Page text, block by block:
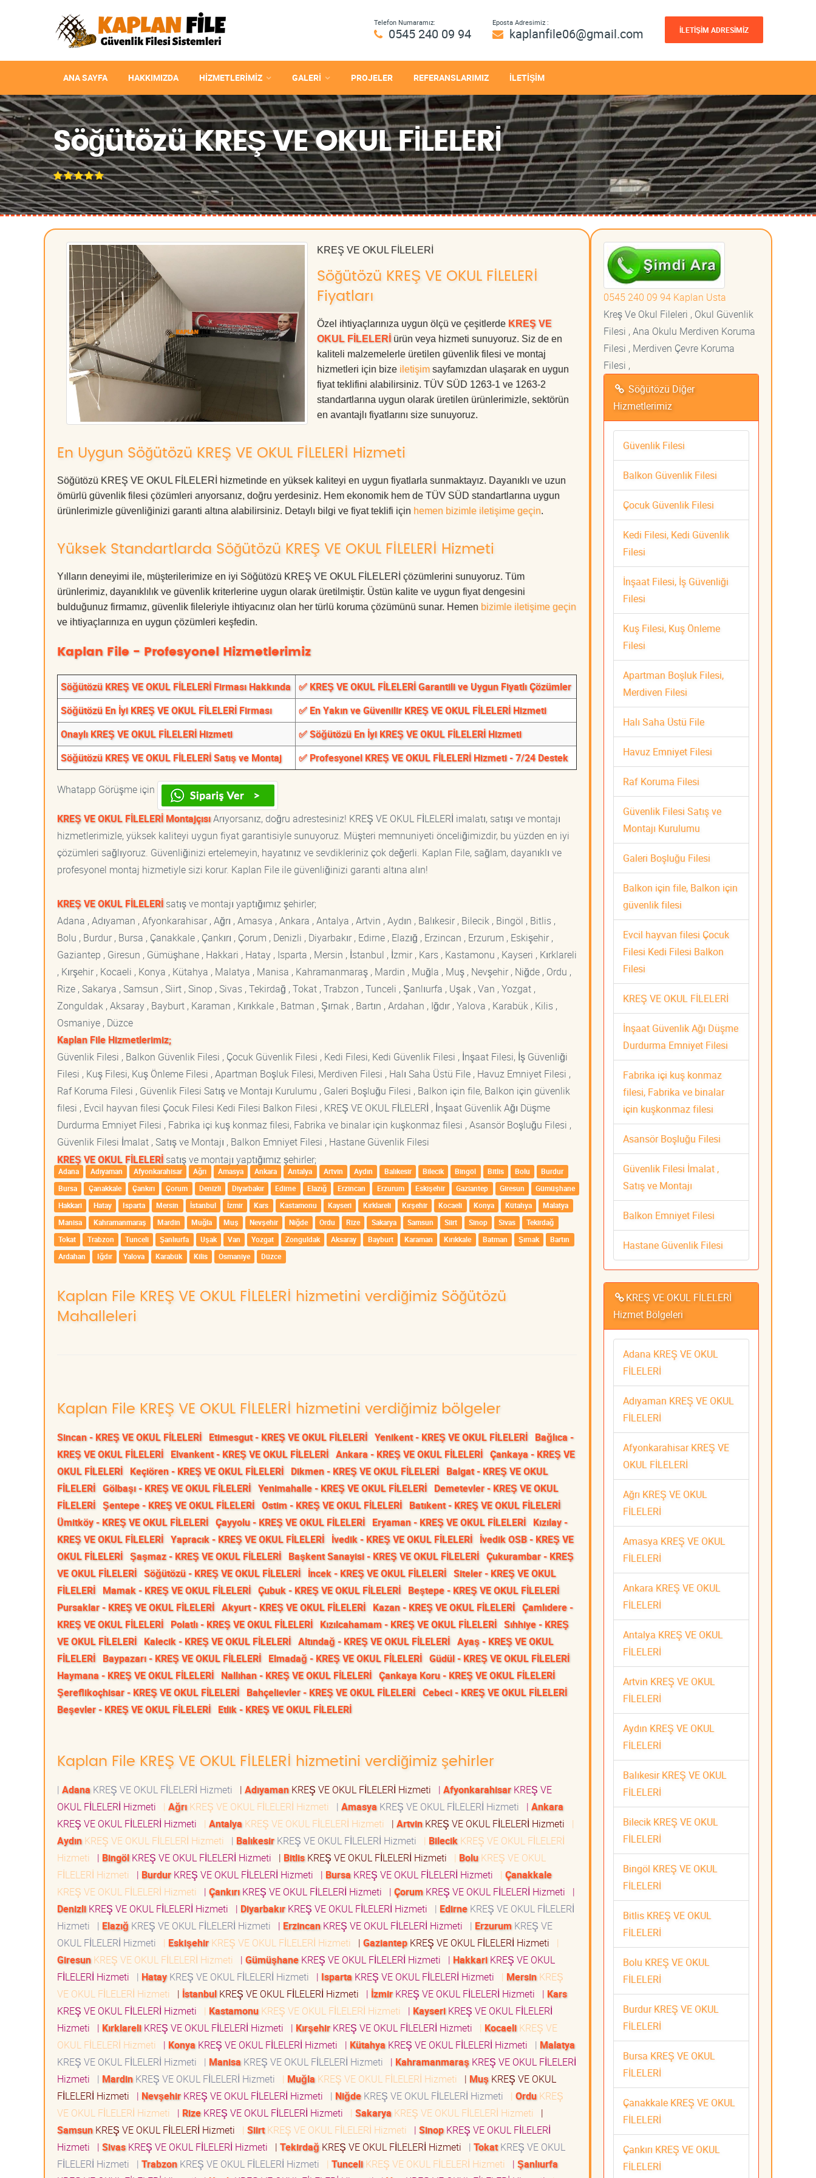
Telefon Numaramız:
0545 240 09 94
Eposta Adresimiz :
kaplanfile06@gmail.com İLETİŞİM ADRESİMİZ
ANA SAYFA HAKKIMIZDA HIZMETLERIMIZ GALERİ PROJELER REFERANSLARIMIZ İLETİŞİM
Söğütözü KREŞ VE OKUL FİLELERİ
KREŞ VE OKUL FİLELERİ
Söğütözü KREŞ VE OKUL FİLELERİ
Fiyatları
Özel ihtiyaçlarınıza uygun ölçü ve çeşitlerde KREŞ VE
OKUL FİLELERİ ürün veya hizmeti sunuyoruz. Siz de en
kaliteli malzemelerle üretilen güvenlik filesi ve montaj
hizmetleri için bize iletişim sayfamızdan ulaşarak en uygun
fiyat teklifini alabilirsiniz. TÜV SÜD 1263-1 ve 1263-2
standartlarına uygun olarak üretilen ürünlerimizle, sektörün
en avantajlı fiyatlarını size sunuyoruz.
En Uygun Söğütözü KREŞ VE OKUL FİLELERİ Hizmeti
Söğütözü KREŞ VE OKUL FİLELERİ hizmetinde en yüksek kaliteyi en uygun fiyatlarla sunmaktayız. Dayanıklı ve uzun
ömürlü güvenlik filesi çözümleri arıyorsanız, doğru yerdesiniz. Hem ekonomik hem de TÜV SÜD standartlarına uygun
ürünlerimizle güvenliğinizi garanti altına alabilirsiniz. Detaylı bilgi ve fiyat teklifi için hemen bizimle iletişime geçin.
Yüksek Standartlarda Söğütözü KREŞ VE OKUL FİLELERİ Hizmeti
Yılların deneyimi ile, müşterilerimize en iyi Söğütözü KREŞ VE OKUL FİLELERİ çözümlerini sunuyoruz. Tüm
ürünlerimiz, dayanıklılık ve güvenlik kriterlerine uygun olarak üretilmiştir. Üstün kalite ve uygun fiyat dengesini
bulduğunuz firmamız, güvenlik fileleriyle ihtiyacınız olan her türlü koruma çözümünü sunar. Hemen bizimle iletişime geçin
ve ihtiyaçlarınıza en uygun çözümleri keşfedin.
Kaplan File - Profesyonel Hizmetlerimiz
Söğütözü KREŞ VE OKUL FİLELERİ Firması Hakkında ✅ KREŞ VE OKUL FİLELERİ Garantili ve Uygun Fiyatlı Çözümler
Söğütözü En İyi KREŞ VE OKUL FİLELERİ Firması
✅ En Yakın ve Güvenilir KREŞ VE OKUL FİLELERİ Hizmeti
Onaylı KREŞ VE OKUL FİLELERİ Hizmeti
✅ Söğütözü En İyi KREŞ VE OKUL FİLELERİ Hizmeti
Söğütözü KREŞ VE OKUL FİLELERİ Satış ve Montaj
✅ Profesyonel KREŞ VE OKUL FİLELERİ Hizmeti - 7/24 Destek
Whatapp Görüşme için
KREŞ VE OKUL FİLELERİ MontajçısıArıyorsanız, doğru adrestesiniz! KREŞ VE OKUL FİLELERİ imalatı, satışı ve montajı
hizmetlerimizle, yüksek kaliteyi uygun fiyat garantisiyle sunuyoruz. Müşteri memnuniyeti önceliğimizdir, bu yüzden en iyi
çözümleri sağlıyoruz. Güvenliğinizi ertelemeyin, hayatınız ve sevdikleriniz çok değerli. Kaplan File, sağlam, dayanıklı ve
profesyonel montaj hizmetiyle sizi korur. Kaplan File ile güvenliğinizi garanti altına alın!
KREŞ VE OKUL FİLELERİ satış ve montajı yaptığımız şehirler;
Adana , Adıyaman , Afyonkarahisar , Ağrı , Amasya , Ankara , Antalya , Artvin , Aydın , Balıkesir , Bilecik , Bingöl , Bitlis ,
Bolu , Burdur , Bursa , Çanakkale , Çankırı , Çorum , Denizli , Diyarbakır , Edirne , Elazığ , Erzincan , Erzurum , Eskişehir ,
Gaziantep , Giresun , Gümüşhane , Hakkari , Hatay , Isparta , Mersin , İstanbul , İzmir , Kars , Kastamonu , Kayseri , Kırklareli
, Kırşehir , Kocaeli , Konya , Kütahya , Malatya , Manisa , Kahramanmaraş , Mardin , Muğla , Muş , Nevşehir , Niğde , Ordu ,
Rize , Sakarya , Samsun , Siirt , Sinop , Sivas , Tekirdağ , Tokat , Trabzon , Tunceli , Şanlıurfa , Uşak , Van , Yozgat ,
Zonguldak , Aksaray , Bayburt , Karaman , Kırıkkale , Batman , Şırnak , Bartın , Ardahan , Iğdır , Yalova , Karabük , Kilis ,
Osmaniye , Düzce
Kaplan File Hizmetlerimiz;
Güvenlik Filesi , Balkon Güvenlik Filesi , Çocuk Güvenlik Filesi , Kedi Filesi, Kedi Güvenlik Filesi , İnşaat Filesi, İş Güvenliği
Filesi , Kuş Filesi, Kuş Önleme Filesi , Apartman Boşluk Filesi, Merdiven Filesi , Halı Saha Üstü File , Havuz Emniyet Filesi ,
Raf Koruma Filesi , Güvenlik Filesi Satış ve Montajı Kurulumu , Galeri Boşluğu Filesi , Balkon için file, Balkon için güvenlik
filesi , Evcil hayvan filesi Çocuk Filesi Kedi Filesi Balkon Filesi , KREŞ VE OKUL FİLELERİ , İnşaat Güvenlik Ağı Düşme
Durdurma Emniyet Filesi , Fabrika içi kuş konmaz filesi, Fabrika ve binalar için kuşkonmaz filesi , Asansör Boşluğu Filesi ,
Güvenlik Filesi İmalat , Satış ve Montajı , Balkon Emniyet Filesi , Hastane Güvenlik Filesi
KREŞ VE OKUL FİLELERİ satış ve montajı yaptığımız şehirler;
Adana Adıyaman Afyonkarahisar Ağrı Amasya Ankara Antalya Artvin Aydın Balıkesir Bilecik Bingöl Bitlis Bolu
Burdur
Bursa
Çanakkale Çankırı Çorum Denizli Diyarbakır Edirne Elazığ Erzincan Erzurum Eskişehir Gaziantep Giresun
Gümüşhane
Hakkari
Hatay Isparta Mersin İstanbul İzmir Kars Kastamonu Kayseri Kırklareli Kırşehir Kocaeli Konya Kütahya
Malatya
Manisa
Kahramanmaraş Mardin Muğla Muş Nevşehir Niğde Ordu Rize Sakarya Samsun Siirt Sinop Sivas
Tekirdağ
Tokat
Trabzon Tunceli Şanlıurfa Uşak Van Yozgat Zonguldak Aksaray Bayburt Karaman Kırıkkale Batman Şırnak
Bartın
Ardahan
Iğdır Yalova Karabük Kilis Osmaniye Düzce
Kaplan File KREŞ VE OKUL FİLELERİ hizmetini verdiğimiz Söğütözü
Mahalleleri
Kaplan File KREŞ VE OKUL FİLELERİ hizmetini verdiğimiz bölgeler
Sincan - KREŞ VE OKUL FİLELERİ Etimesgut - KREŞ VE OKUL FİLELERİ Yenikent - KREŞ VE OKUL FİLELERİ Bağlıca -
KREŞ VE OKUL FİLELERİ Elvankent - KREŞ VE OKUL FİLELERİ Ankara - KREŞ VE OKUL FİLELERİ Çankaya - KREŞ VE
OKUL FİLELERİ Keçiören - KREŞ VE OKUL FİLELERİ Dikmen - KREŞ VE OKUL FİLELERİ Balgat - KREŞ VE OKUL
FİLELERİ Gölbaşı - KREŞ VE OKUL FİLELERİ Yenimahalle - KREŞ VE OKUL FİLELERİ Demetevler - KREŞ VE OKUL
FİLELERİ Şentepe - KREŞ VE OKUL FİLELERİ Ostim - KREŞ VE OKUL FİLELERİ Batıkent - KREŞ VE OKUL FİLELERİ
Ümitköy - KREŞ VE OKUL FİLELERİ Çayyolu - KREŞ VE OKUL FİLELERİ Eryaman - KREŞ VE OKUL FİLELERİ Kızılay -
KREŞ VE OKUL FİLELERİ Yapracık - KREŞ VE OKUL FİLELERİ İvedik - KREŞ VE OKUL FİLELERİ İvedik OSB - KREŞ VE
OKUL FİLELERİ Şaşmaz - KREŞ VE OKUL FİLELERİ Başkent Sanayisi - KREŞ VE OKUL FİLELERİ Çukurambar - KREŞ
VE OKUL FİLELERİ Söğütözü - KREŞ VE OKUL FİLELERİ İncek - KREŞ VE OKUL FİLELERİ Siteler - KREŞ VE OKUL
FİLELERİ Mamak - KREŞ VE OKUL FİLELERİ Çubuk - KREŞ VE OKUL FİLELERİ Beştepe - KREŞ VE OKUL FİLELERİ
Pursaklar - KREŞ VE OKUL FİLELERİ Akyurt - KREŞ VE OKUL FİLELERİ Kazan - KREŞ VE OKUL FİLELERİ Çamlıdere -
KREŞ VE OKUL FİLELERİ Polatlı - KREŞ VE OKUL FİLELERİ Kızılcahamam - KREŞ VE OKUL FİLELERİ Sıhhiye - KREŞ
VE OKUL FİLELERİ Kalecik - KREŞ VE OKUL FİLELERİ Altındağ - KREŞ VE OKUL FİLELERİ Ayaş - KREŞ VE OKUL
FİLELERİ Baypazarı - KREŞ VE OKUL FİLELERİ Elmadağ - KREŞ VE OKUL FİLELERİ Güdül - KREŞ VE OKUL FİLELERİ
Haymana - KREŞ VE OKUL FİLELERİ Nallıhan - KREŞ VE OKUL FİLELERİ Çankaya Koru - KREŞ VE OKUL FİLELERİ
Şereflikoçhisar - KREŞ VE OKUL FİLELERİ Bahçelievler - KREŞ VE OKUL FİLELERİ Cebeci - KREŞ VE OKUL FİLELERİ
Beşevler - KREŞ VE OKUL FİLELERİ Etlik - KREŞ VE OKUL FİLELERİ
Kaplan File KREŞ VE OKUL FİLELERİ hizmetini verdiğimiz şehirler
| Adana KREŞ VE OKUL FİLELERİ Hizmeti | AdıyamanKREŞ VE OKUL FİLELERİ Hizmeti | Afyonkarahisar KREŞ VE
OKUL FİLELERİ Hizmeti
| AğrıKREŞ VE OKUL FİLELERİ Hizmeti | Amasya KREŞ VE OKUL FİLELERİ Hizmeti | Ankara
KREŞ VE OKUL FİLELERİ Hizmeti
| Antalya KREŞ VE OKUL FİLELERİ Hizmeti | ArtvinKREŞ VE OKUL FİLELERİ Hizmeti
|
AydınKREŞ VE OKUL FİLELERİ Hizmeti | Balıkesir KREŞ VE OKUL FİLELERİ Hizmeti | Bilecik KREŞ VE OKUL FİLELERİ
Hizmeti
| BingölKREŞ VE OKUL FİLELERİ Hizmeti | BitlisKREŞ VE OKUL FİLELERİ Hizmeti | BoluKREŞ VE OKUL
FİLELERİ Hizmeti
| Burdur KREŞ VE OKUL FİLELERİ Hizmeti | Bursa KREŞ VE OKUL FİLELERİ Hizmeti | Çanakkale
KREŞ VE OKUL FİLELERİ Hizmeti
| ÇankırıKREŞ VE OKUL FİLELERİ Hizmeti | ÇorumKREŞ VE OKUL FİLELERİ Hizmeti
|
DenizliKREŞ VE OKUL FİLELERİ Hizmeti | Diyarbakır KREŞ VE OKUL FİLELERİ Hizmeti | EdirneKREŞ VE OKUL FİLELERİ
Hizmeti
| Elazığ KREŞ VE OKUL FİLELERİ Hizmeti | ErzincanKREŞ VE OKUL FİLELERİ Hizmeti | ErzurumKREŞ VE
OKUL FİLELERİ Hizmeti
| Eskişehir KREŞ VE OKUL FİLELERİ Hizmeti | GaziantepKREŞ VE OKUL FİLELERİ Hizmeti
|
GiresunKREŞ VE OKUL FİLELERİ Hizmeti | GümüşhaneKREŞ VE OKUL FİLELERİ Hizmeti | HakkariKREŞ VE OKUL
FİLELERİ Hizmeti
| HatayKREŞ VE OKUL FİLELERİ Hizmeti | Isparta KREŞ VE OKUL FİLELERİ Hizmeti | MersinKREŞ
VE OKUL FİLELERİ Hizmeti
| İstanbulKREŞ VE OKUL FİLELERİ Hizmeti | İzmir KREŞ VE OKUL FİLELERİ Hizmeti | Kars
KREŞ VE OKUL FİLELERİ Hizmeti
| KastamonuKREŞ VE OKUL FİLELERİ Hizmeti | KayseriKREŞ VE OKUL FİLELERİ
Hizmeti
| KırklareliKREŞ VE OKUL FİLELERİ Hizmeti | Kırşehir KREŞ VE OKUL FİLELERİ Hizmeti | KocaeliKREŞ VE
OKUL FİLELERİ Hizmeti
| Konya KREŞ VE OKUL FİLELERİ Hizmeti | Kütahya KREŞ VE OKUL FİLELERİ Hizmeti | Malatya
KREŞ VE OKUL FİLELERİ Hizmeti
| Manisa KREŞ VE OKUL FİLELERİ Hizmeti | Kahramanmaraş KREŞ VE OKUL FİLELERİ
Hizmeti
| MardinKREŞ VE OKUL FİLELERİ Hizmeti | Muğla KREŞ VE OKUL FİLELERİ Hizmeti | Muş KREŞ VE OKUL
FİLELERİ Hizmeti
| Nevşehir KREŞ VE OKUL FİLELERİ Hizmeti | NiğdeKREŞ VE OKUL FİLELERİ Hizmeti | OrduKREŞ
VE OKUL FİLELERİ Hizmeti
| RizeKREŞ VE OKUL FİLELERİ Hizmeti | Sakarya KREŞ VE OKUL FİLELERİ Hizmeti
|
SamsunKREŞ VE OKUL FİLELERİ Hizmeti | SiirtKREŞ VE OKUL FİLELERİ Hizmeti | SinopKREŞ VE OKUL FİLELERİ
Hizmeti
| SivasKREŞ VE OKUL FİLELERİ Hizmeti | Tekirdağ KREŞ VE OKUL FİLELERİ Hizmeti | TokatKREŞ VE OKUL
FİLELERİ Hizmeti
| TrabzonKREŞ VE OKUL FİLELERİ Hizmeti | TunceliKREŞ VE OKUL FİLELERİ Hizmeti | Şanlıurfa
0545 240 09 94 Kaplan Usta
Kreş Ve Okul Fileleri , Okul Güvenlik
Filesi , Ana Okulu Merdiven Koruma
Filesi , Merdiven Çevre Koruma
Filesi ,
Söğütözü Diğer
Hizmetlerimiz
Güvenlik Filesi
Balkon Güvenlik Filesi
Çocuk Güvenlik Filesi
Kedi Filesi, Kedi Güvenlik
Filesi
İnşaat Filesi, İş Güvenliği
Filesi
Kuş Filesi, Kuş Önleme
Filesi
Apartman Boşluk Filesi,
Merdiven Filesi
Halı Saha Üstü File
Havuz Emniyet Filesi
Raf Koruma Filesi
Güvenlik Filesi Satış ve
Montajı Kurulumu
Galeri Boşluğu Filesi
Balkon için file, Balkon için
güvenlik filesi
Evcil hayvan filesi Çocuk
Filesi Kedi Filesi Balkon
Filesi
KREŞ VE OKUL FİLELERİ
İnşaat Güvenlik Ağı Düşme
Durdurma Emniyet Filesi
Fabrika içi kuş konmaz
filesi, Fabrika ve binalar
için kuşkonmaz filesi
Asansör Boşluğu Filesi
Güvenlik Filesi İmalat ,
Satış ve Montajı
Balkon Emniyet Filesi
Hastane Güvenlik Filesi
KREŞ VE OKUL FİLELERİ
Hizmet Bölgeleri
Adana KREŞ VE OKUL
FİLELERİ
Adıyaman KREŞ VE OKUL
FİLELERİ
Afyonkarahisar KREŞ VE
OKUL FİLELERİ
Ağrı KREŞ VE OKUL
FİLELERİ
Amasya KREŞ VE OKUL
FİLELERİ
Ankara KREŞ VE OKUL
FİLELERİ
Antalya KREŞ VE OKUL
FİLELERİ
Artvin KREŞ VE OKUL
FİLELERİ
Aydın KREŞ VE OKUL
FİLELERİ
Balıkesir KREŞ VE OKUL
FİLELERİ
Bilecik KREŞ VE OKUL
FİLELERİ
Bingöl KREŞ VE OKUL
FİLELERİ
Bitlis KREŞ VE OKUL
FİLELERİ
Bolu KREŞ VE OKUL
FİLELERİ
Burdur KREŞ VE OKUL
FİLELERİ
Bursa KREŞ VE OKUL
FİLELERİ
Çanakkale KREŞ VE OKUL
FİLELERİ
Çankırı KREŞ VE OKUL
FİLELERİ